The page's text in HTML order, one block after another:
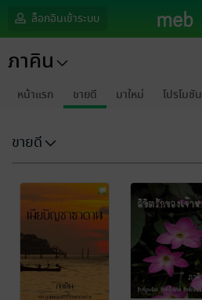
ล็อกอินเข้าระบบ
ภาคิน
หน้าแรก ขายดี มาใหม่ โปรโมชัน
ขายดี